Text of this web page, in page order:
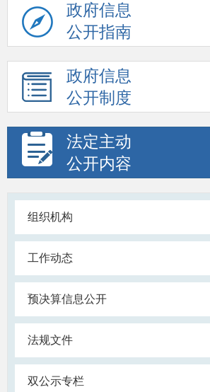
政府信息
公开指南
政府信息
公开制度
法定主动
公开内容
组织机构
工作动态
预决算信息公开
法规文件
双公示专栏